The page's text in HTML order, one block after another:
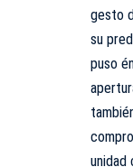
gesto
su
puso
unidad